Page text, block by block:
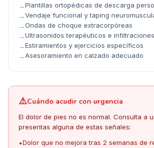
→Plantillas ortopédicas de descarga
→Vendaje funcional y taping
→Ondas de choque extracorpóreas
→Ultrasonidos terapéuticos e infiltraciones
→Estiramientos y ejercicios específicos
→Asesoramiento en calzado adecuado
⚠️Cuándo acudir con urgencia
El dolor de pies no es normal. Consulta a
presentas alguna de estas señales:
•Dolor que no mejora tras 2 semanas de